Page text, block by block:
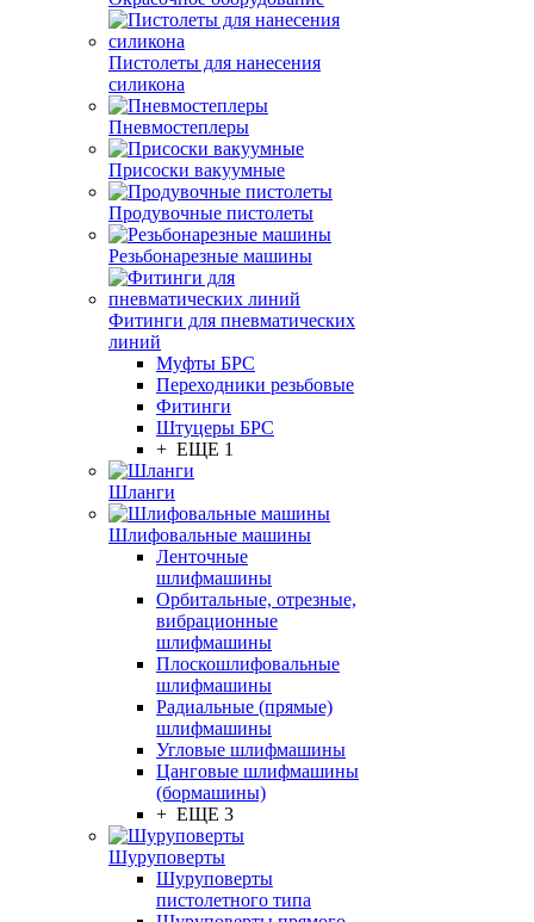
Пистолеты для нанесения
силикона
Пневмостеплеры
Присоски вакуумные
Продувочные пистолеты
Резьбонарезные машины
Фитинги для пневматических
линий
Муфты БРС
Переходники резьбовые
Фитинги
Штуцеры БРС
+ ЕЩЕ 1
Шланги
Шлифовальные машины
Ленточные
шлифмашины
Орбитальные, отрезные,
вибрационные
шлифмашины
Плоскошлифовальные
шлифмашины
Радиальные (прямые)
шлифмашины
Угловые шлифмашины
Цанговые шлифмашины
(бормашины)
+ ЕЩЕ 3
Шуруповерты
Шуруповерты
пистолетного типа